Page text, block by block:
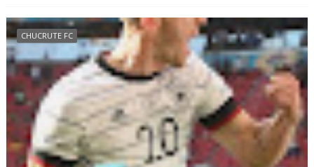
CHUCRUTE FC